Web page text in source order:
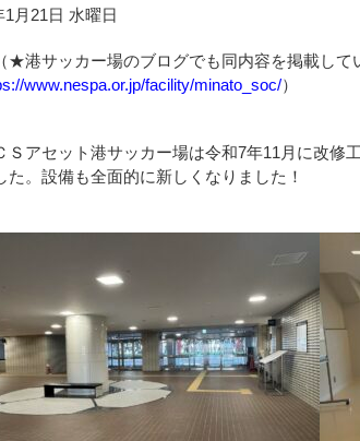
1月21日 水曜日
（★港サッカー場のブログでも同内容を掲載し
www.nespa.or.jp/facility/minato_soc/）
Ｓアセット港サッカー場は令和7年11月に改修
た。設備も全面的に新しくなりました！